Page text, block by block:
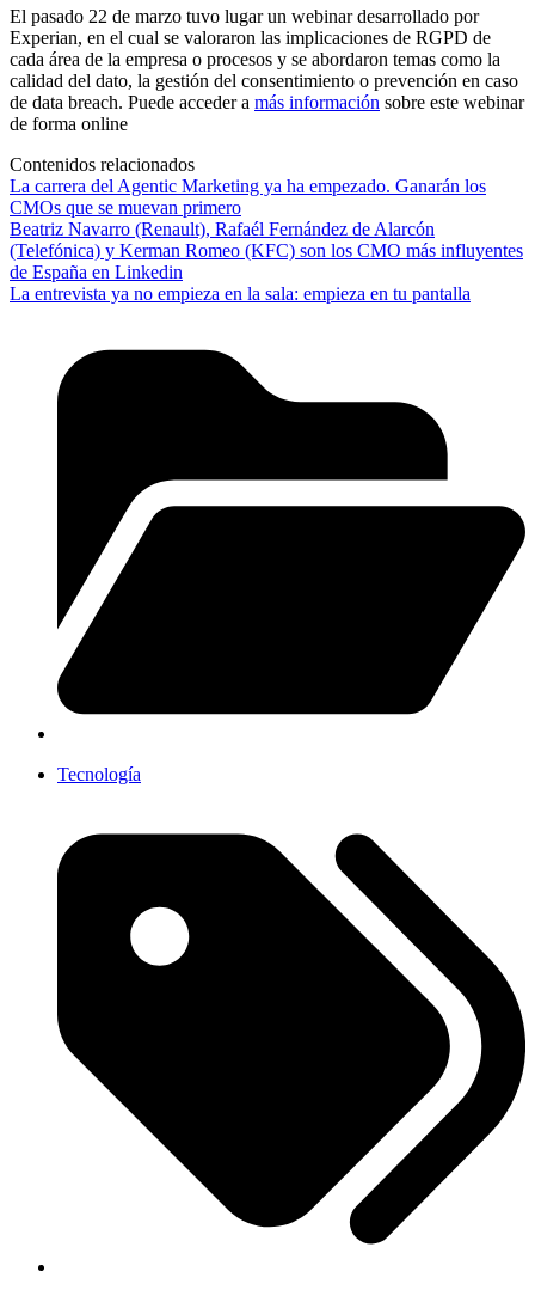
El pasado 22 de marzo tuvo lugar un webinar desarrollado por
Experian, en el cual se valoraron las implicaciones de RGPD de
cada área de la empresa o procesos y se abordaron temas como la
calidad del dato, la gestión del consentimiento o prevención en caso
de data breach. Puede acceder a más información sobre este webinar
de forma online
Contenidos relacionados
La carrera del Agentic Marketing ya ha empezado. Ganarán los
CMOs que se muevan primero
Beatriz Navarro (Renault), Rafaél Fernández de Alarcón
(Telefónica) y Kerman Romeo (KFC) son los CMO más influyentes
de España en Linkedin
La entrevista ya no empieza en la sala: empieza en tu pantalla
Tecnología